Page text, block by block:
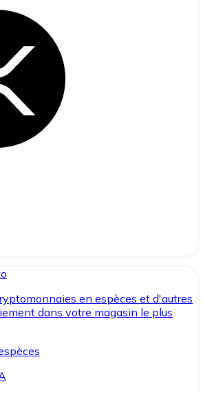
en espèces et d'autres
dans votre magasin le plus